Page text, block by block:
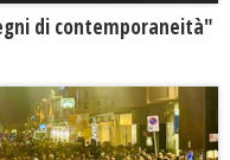
di contemporaneità"